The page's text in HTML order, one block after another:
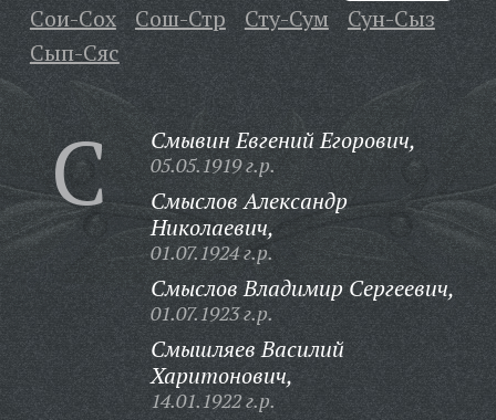
Сои-Сох
Сош-Стр Сту-Сум
Сун-Сыз
Сып-Сяс
С Смывин Евгений Егорович,
05.05.1919 г.р.
Смыслов Александр
Николаевич,
01.07.1924 г.р.
Смыслов Владимир Сергеевич,
01.07.1923 г.р.
Смышляев Василий
Харитонович,
14.01.1922 г.р.